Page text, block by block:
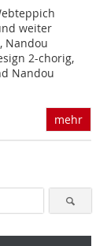
weiter
Nandou
2-chorig,
Nandou
mehr